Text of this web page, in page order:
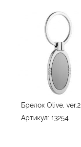
Брелок Olive, ver.2
Артикул: 13254